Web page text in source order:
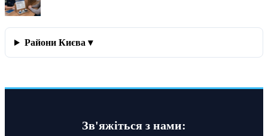
Райони Києва ▾
Зв'яжіться з нами: